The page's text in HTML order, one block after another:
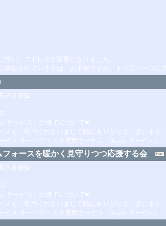
伴い、アドレスが変更になりました。
登録されている方は、お手数ですが、トップページに
さま各位
サービス）の終了について■
スをご利用くださいまして誠にありがとうございます。
ビス サーバディスク使用サービス（Space サービス）
フォースを暖かく見守りつつ応援する会
さま各位
サービス）の終了について■
スをご利用くださいまして誠にありがとうございます。
ビス サーバディスク使用サービス（Space サービス）